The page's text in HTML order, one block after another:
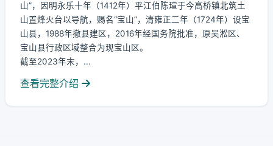
山”，因明永乐十年（1412年）平江伯陈瑄于今高桥镇北筑土
山置烽火台以导航，赐名“宝山”，清雍正二年（1724年）设宝
山县，1988年撤县建区，2016年经国务院批准，原吴淞区、
宝山县行政区域整合为现宝山区。
截至2023年末，...
查看完整介绍